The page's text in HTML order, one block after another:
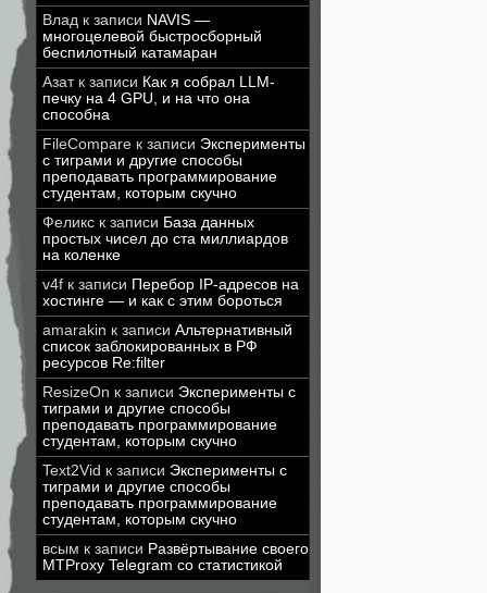
Влад к записи NAVIS —
многоцелевой быстросборный
беспилотный катамаран
Азатк записи Как я собрал LLM-
печку на 4 GPU, и на что она
способна
FileCompare к записи Эксперименты
с тиграми и другие способы
преподавать программирование
студентам, которым скучно
Феликс к записи База данных
простых чисел до ста миллиардов
на коленке
v4f к записи Перебор IP-адресов на
хостинге — и как с этим бороться
amarakin к записи Альтернативный
список заблокированных в РФ
ресурсов Re:filter
ResizeOn к записи Эксперименты с
тиграми и другие способы
преподавать программирование
студентам, которым скучно
Text2Vid к записи Эксперименты с
тиграми и другие способы
преподавать программирование
студентам, которым скучно
всым к записи Развёртывание своего
MTProxy Telegram со статистикой